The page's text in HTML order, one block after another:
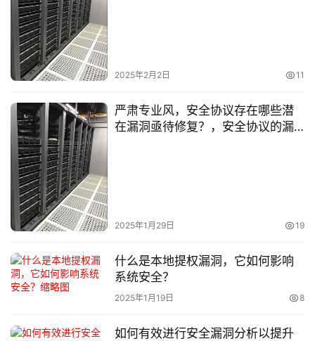
络
安
全
l
n
u
x
运
维
2025年2月2日 11
严肃专业风，安全协议存在哪些潜
在漏洞亟待修复？，安全协议的漏
漏洞？那它会带来怎样的意外状
是如何被发现和利用的？，关注解
决风，面对安全协议的漏洞，我们
消除安全协议的漏洞，有哪些关键
的漏洞，确保信息环境的安全可
2025年1月29日 19
什么是本地提权漏洞，它如何影响
系统安全？
2025年1月19日 8
如何有效进行安全漏洞分析以提升